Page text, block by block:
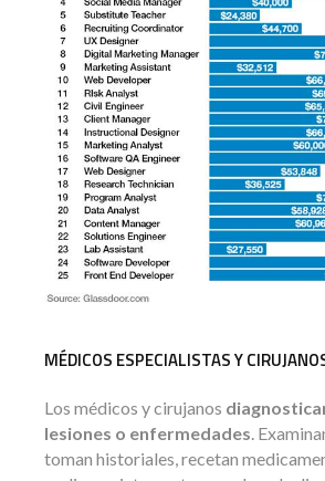
MÉDICOS ESPECIALISTAS Y
Los médicos y cirujanos
lesiones o enfermedades .
toman historiales, recetan